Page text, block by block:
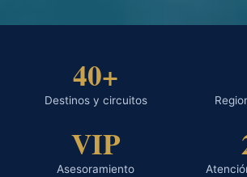
40+
Destinos y circuitos
VIP
Asesoramiento